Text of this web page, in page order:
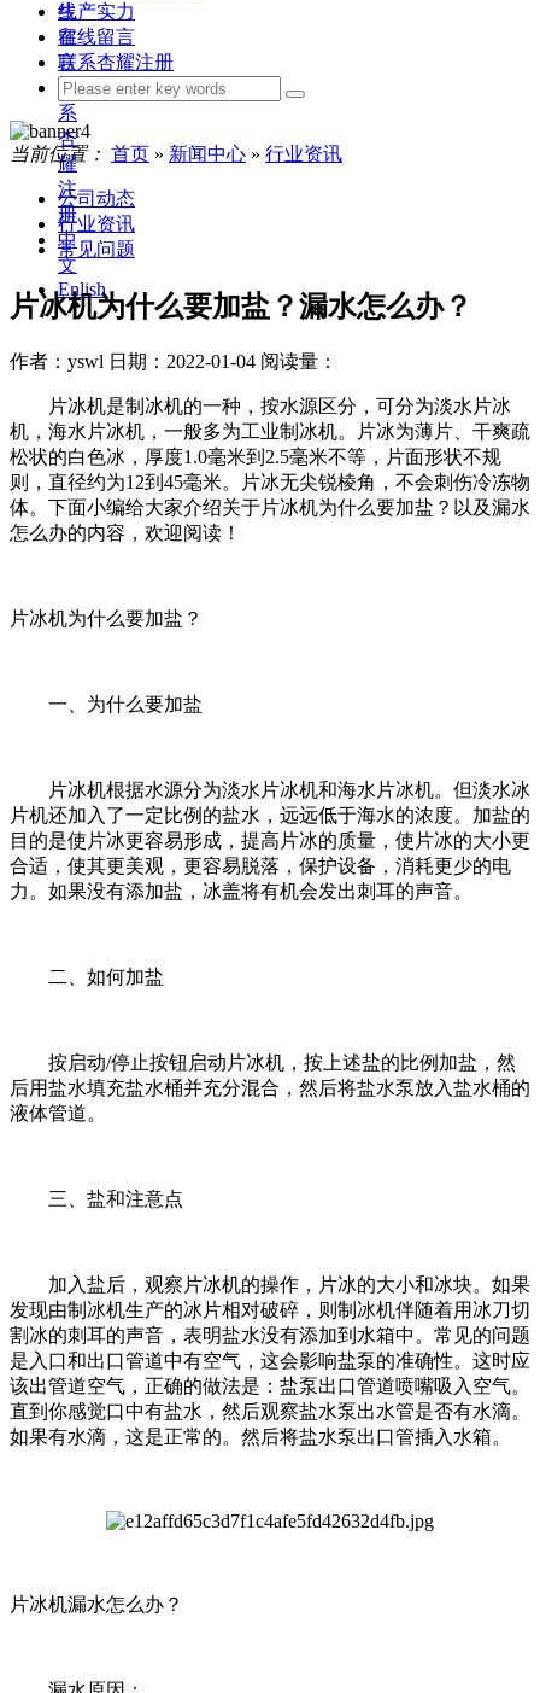
线
留
言
联
系
杏
耀
注
册
中
文
Enlish
生产实力
在线留言
联系杏耀注册
当前位置： 首页 » 新闻中心 » 行业资讯
公司动态
行业资讯
常见问题
片冰机为什么要加盐？漏水怎么办？
作者：yswl 日期：2022-01-04 阅读量：
片冰机是制冰机的一种，按水源区分，可分为淡水片冰
机，海水片冰机，一般多为工业制冰机。片冰为薄片、干爽疏
松状的白色冰，厚度1.0毫米到2.5毫米不等，片面形状不规
则，直径约为12到45毫米。片冰无尖锐棱角，不会刺伤冷冻物
体。下面小编给大家介绍关于片冰机为什么要加盐？以及漏水
怎么办的内容，欢迎阅读！
片冰机为什么要加盐？
一、为什么要加盐
片冰机根据水源分为淡水片冰机和海水片冰机。但淡水冰
片机还加入了一定比例的盐水，远远低于海水的浓度。加盐的
目的是使片冰更容易形成，提高片冰的质量，使片冰的大小更
合适，使其更美观，更容易脱落，保护设备，消耗更少的电
力。如果没有添加盐，冰盖将有机会发出刺耳的声音。
二、如何加盐
按启动/停止按钮启动片冰机，按上述盐的比例加盐，然
后用盐水填充盐水桶并充分混合，然后将盐水泵放入盐水桶的
液体管道。
三、盐和注意点
加入盐后，观察片冰机的操作，片冰的大小和冰块。如果
发现由制冰机生产的冰片相对破碎，则制冰机伴随着用冰刀切
割冰的刺耳的声音，表明盐水没有添加到水箱中。常见的问题
是入口和出口管道中有空气，这会影响盐泵的准确性。这时应
该出管道空气，正确的做法是：盐泵出口管道喷嘴吸入空气。
直到你感觉口中有盐水，然后观察盐水泵出水管是否有水滴。
如果有水滴，这是正常的。然后将盐水泵出口管插入水箱。
片冰机漏水怎么办？